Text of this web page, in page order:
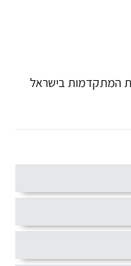
המתקדמות בישראל